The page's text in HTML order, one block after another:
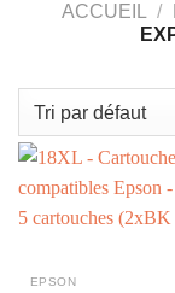
ACCUEIL /
EPSON